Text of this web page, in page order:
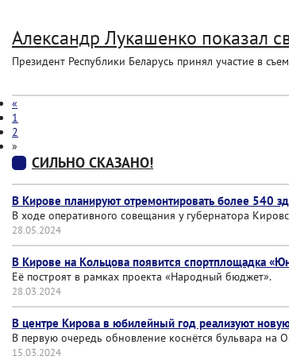
Александр Лукашенко показал
Президент Республики Беларусь принял участие в
«
1
2
»
СИЛЬНО СКАЗАНО!
В Кирове планируют отремонтировать более 540
В ходе оперативного совещания у губернатора
28.05.2024
В Кирове на Кольцова появится спортплощадка
Её построят в рамках проекта «Народный бюджет».
28.03.2024
В центре Кирова в юбилейный год реализуют
В первую очередь обновление коснётся бульвара на
15.03.2024